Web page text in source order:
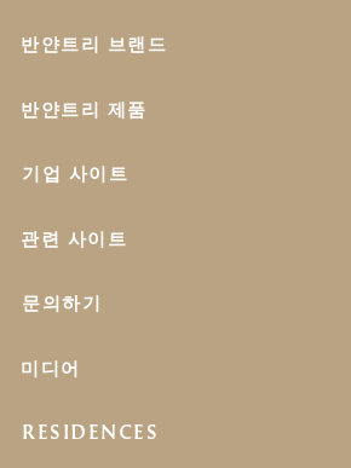
반얀트리 브랜드
반얀트리 제품
기업 사이트
관련 사이트
문의하기
미디어
RESIDENCES